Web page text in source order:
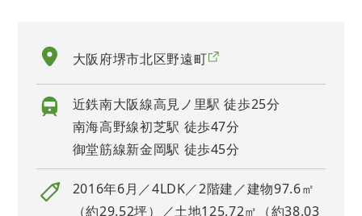
大阪府堺市北区野遠町
近鉄南大阪線高見ノ里駅 徒歩25分
南海高野線初芝駅 徒歩47分
御堂筋線新金岡駅 徒歩45分
2016年6月／4LDK／2階建／建物97.6㎡
（約29.52坪）／土地125.72㎡（約38.03